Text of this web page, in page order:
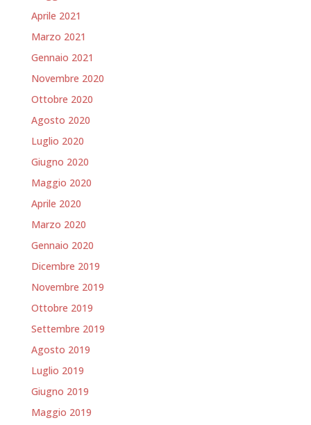
Aprile 2021
Marzo 2021
Gennaio 2021
Novembre 2020
Ottobre 2020
Agosto 2020
Luglio 2020
Giugno 2020
Maggio 2020
Aprile 2020
Marzo 2020
Gennaio 2020
Dicembre 2019
Novembre 2019
Ottobre 2019
Settembre 2019
Agosto 2019
Luglio 2019
Giugno 2019
Maggio 2019